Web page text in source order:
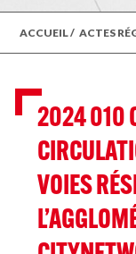
ACCUEIL/ ACTES
2024 010
VOIES